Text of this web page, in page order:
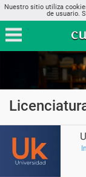
Nuestro sitio utiliza
de usuario.